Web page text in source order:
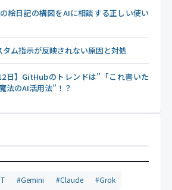
絵日記の構図をAIに相談する正しい使い
ム指示が反映されない原因と対処
日】GitHubのトレンドは”「これ書いた
法のAI活用法”！？
#Gemini #Claude
#Grok